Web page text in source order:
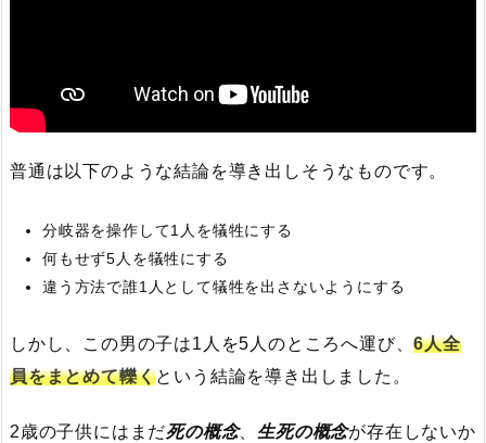
普通は以下のような結論を導き出しそうなものです。
分岐器を操作して1人を犠牲にする
何もせず5人を犠牲にする
違う方法で誰1人として犠牲を出さないようにする
しかし、この男の子は1人を5人のところへ運び、6人全
員をまとめて轢くという結論を導き出しました。
2歳の子供にはまだ死の概念、 生死の概念が存在しないか